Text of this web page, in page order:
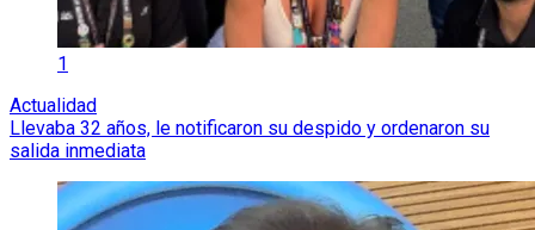
1
Actualidad
Llevaba 32 años, le notificaron su despido y ordenaron su
salida inmediata